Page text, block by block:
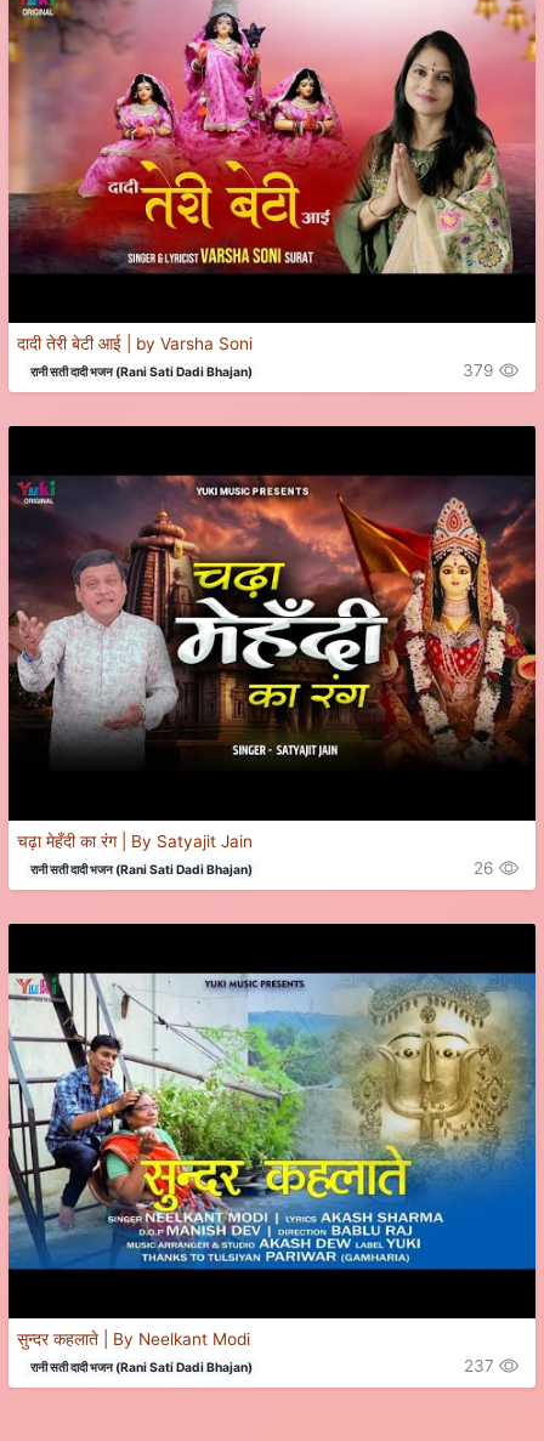
दादी तेरी बेटी आई | by Varsha Soni
रानी सती दादी भजन (Rani Sati Dadi Bhajan) 379
चढ़ा मेहँदी का रंग | By Satyajit Jain
रानी सती दादी भजन (Rani Sati Dadi Bhajan) 26
सुन्दर कहलाते | By Neelkant Modi
रानी सती दादी भजन (Rani Sati Dadi Bhajan) 237